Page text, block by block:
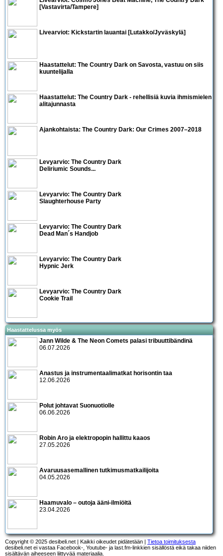
[Vastavirta/Tampere]
Livearviot: Kickstartin lauantai [Lutakko/Jyväskylä]
Haastattelut: The Country Dark on Savosta, vastuu on siis
kuuntelijalla
Haastattelut: The Country Dark - rehellisiä kuvia ihmismielen
alitajunnasta
Ajankohtaista: The Country Dark: Our Crimes 2007–2018
Levyarvio: The Country Dark
Deliriumic Sounds...
Levyarvio: The Country Dark
Slaughterhouse Party
Levyarvio: The Country Dark
Dead Man´s Handjob
Levyarvio: The Country Dark
Hypnic Jerk
Levyarvio: The Country Dark
Cookie Trail
Haastattelussa myös
Jann Wilde & The Neon Comets palasi tribuuttibändinä
06.07.2026
Anastus ja instrumentaalimatkat horisontin taa
12.06.2026
Polut johtavat Suonuotiolle
06.06.2026
Robin Aro ja elektropopin hallittu kaaos
27.05.2026
Avaruusasemallinen tutkimusmatkailijoita
04.05.2026
Haamuvalo – outoja ääni-ilmiöitä
23.04.2026
Copyright © 2025 desibeli.net | Kaikki oikeudet pidätetään | Tietoa toimituksesta
desibeli.net ei vastaa Facebook-, Youtube- ja last.fm-linkkien sisällöstä eikä takaa niiden
sisältävän aiheeseen liittyvää materiaalia.